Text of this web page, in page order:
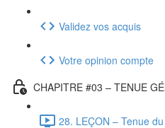
Validez vos acquis
Votre opinion compte
CHAPITRE #03 – TENUE
28. LEÇON – Tenue